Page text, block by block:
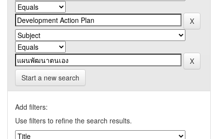
Start a new search
Add filters:
Use filters to refine the search results.